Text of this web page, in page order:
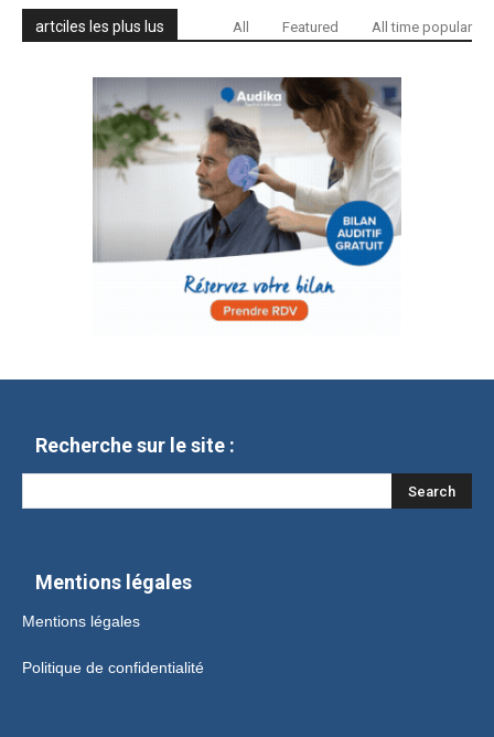
artciles les plus lus All Featured All time popular
Recherche sur le site :
Mentions légales
Mentions légales
Politique de confidentialité